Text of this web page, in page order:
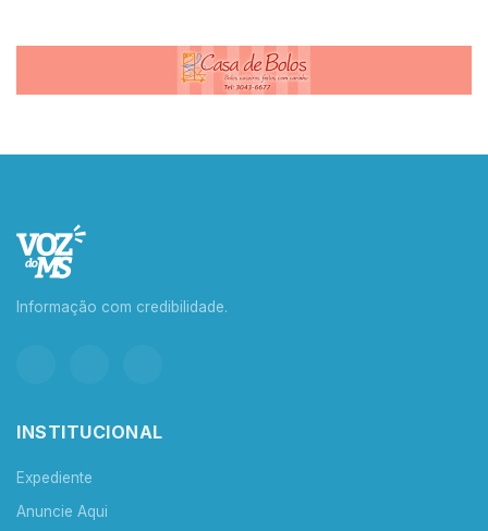
Informação com credibilidade.
INSTITUCIONAL
Expediente
Anuncie Aqui